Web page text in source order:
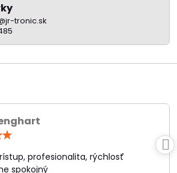
tronic.sk
/
5
profesionalita, rýchlosť
spokojný